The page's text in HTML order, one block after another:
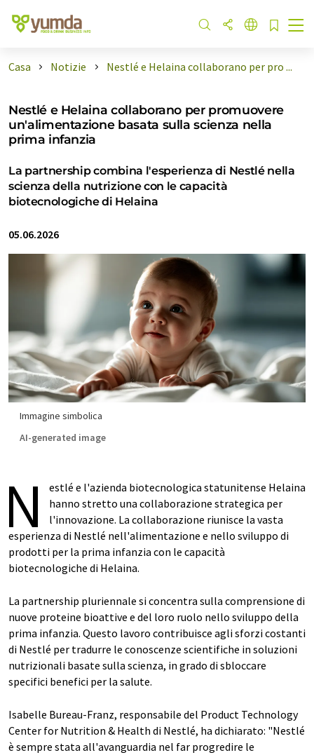
Casa Notizie Nestlé e Helaina collaborano per pro ...
Nestlé e Helaina collaborano per promuovere
un'alimentazione basata sulla scienza nella
prima infanzia
La partnership combina l'esperienza di Nestlé nella
scienza della nutrizione con le capacità
biotecnologiche di Helaina
05.06.2026
Immagine simbolica
AI-generated image
N
estlé e l'azienda biotecnologica statunitense Helaina
hanno stretto una collaborazione strategica per
l'innovazione. La collaborazione riunisce la vasta
esperienza di Nestlé nell'alimentazione e nello sviluppo di
prodotti per la prima infanzia con le capacità
biotecnologiche di Helaina.
La partnership pluriennale si concentra sulla comprensione di
nuove proteine bioattive e del loro ruolo nello sviluppo della
prima infanzia. Questo lavoro contribuisce agli sforzi costanti
di Nestlé per tradurre le conoscenze scientifiche in soluzioni
nutrizionali basate sulla scienza, in grado di sbloccare
specifici benefici per la salute.
Isabelle Bureau-Franz, responsabile del Product Technology
Center for Nutrition & Health di Nestlé, ha dichiarato: "Nestlé
è sempre stata all'avanguardia nel far progredire le